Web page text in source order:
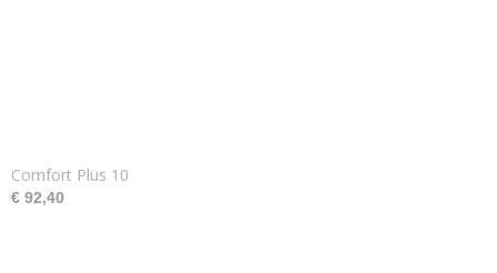
Comfort Plus 10
€ 92,40